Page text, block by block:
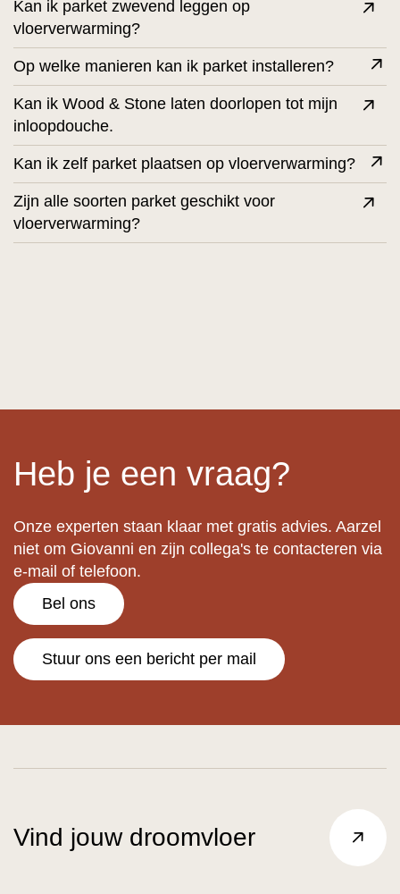
Kan ik parket zwevend leggen op
vloerverwarming?
Op welke manieren kan ik parket installeren?
Kan ik Wood & Stone laten doorlopen tot mijn
inloopdouche.
Kan ik zelf parket plaatsen op vloerverwarming?
Zijn alle soorten parket geschikt voor
vloerverwarming?
Heb je een vraag?
Onze experten staan klaar met gratis advies. Aarzel
niet om Giovanni en zijn collega's te contacteren via
e-mail of telefoon.
Bel ons
Stuur ons een bericht per mail
Vind jouw droomvloer